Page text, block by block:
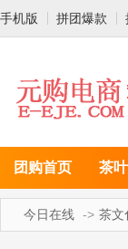
手机版 拼团爆款
团购首页 茶
今日在线 茶文